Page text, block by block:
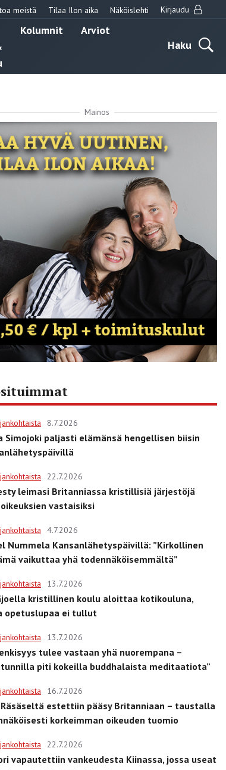
meistä Tilaa Ilon aika Näköislehti Kirjaudu
Kolumnit
Arviot
Haku
Mainos
8.7.2026
Simojoki paljasti elämänsä hengellisen biisin
22.7.2026
leimasi Britanniassa kristillisiä järjestöjä
vastaisiksi
4.7.2026
Nummela Kansanlähetyspäivillä: ”Kirkollinen
vaikuttaa yhä todennäköisemmältä”
13.7.2026
kristillinen koulu aloittaa kotikouluna,
opetuslupaa ei tullut
13.7.2026
tulee vastaan yhä nuorempana –
piti kokeilla buddhalaista meditaatiota”
16.7.2026
estettiin pääsy Britanniaan – taustalla
korkeimman oikeuden tuomio
22.7.2026
vapautettiin vankeudesta Kiinassa, jossa useat